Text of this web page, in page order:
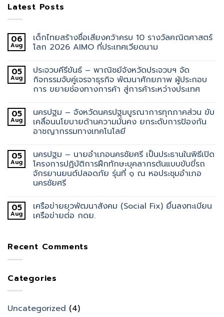
Latest Posts
06
Aug
เด็กไทยสร้างชื่อเสียงคว้าครบ 10 รางวัลคณิตศาสตร์
โลก 2026 AIMO ที่ประเทศเวียดนาม
05
Aug
ประจวบคีรีขันธ์ – พาณิชย์จังหวัดประจวบฯ จัด
กิจกรรมจับคู่เจรจาธุรกิจ พัฒนาศักยภาพ ผู้ประกอบ
การ ขยายช่องทางการค้า สู่การค้าระหว่างประเทศ
05
Aug
นครปฐม – จังหวัดนครปฐมบูรณาการทุกภาคส่วน ขับ
เคลื่อนนโยบายด้านความมั่นคง ยกระดับการป้องกัน
อาชญากรรมทางเทคโนโลยี
05
Aug
นครปฐม – นายอำเภอนครชัยศรี เป็นประธานในพิธีเปิด
โครงการปฏิบัติการฝึกทักษะบุคลากรต้นแบบขับขี่รถ
จักรยานยนต์ปลอดภัย รุ่นที่ ๑ ณ หอประชุมอำเภอ
นครชัยศรี
05
Aug
เครือข่ายยุวพัฒนาสังคม (Social Fix) ยื่นลงทะเบียน
เครือข่ายต่อ กดย.
Recent Comments
Categories
Uncategorized (4)